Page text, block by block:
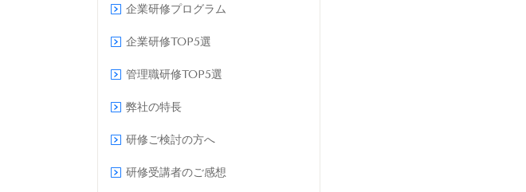
企業研修プログラム
企業研修TOP5選
管理職研修TOP5選
弊社の特長
研修ご検討の方へ
研修受講者のご感想